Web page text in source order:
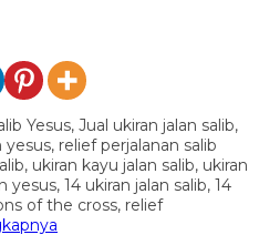
Yesus, Jual ukiran jalan salib,
relief perjalanan salib
ukiran kayu jalan salib, ukiran
yesus, 14 ukiran jalan salib, 14
of the cross, relief